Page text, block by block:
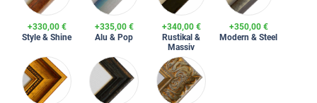
+330,00 €
Style & Shine
+335,00 €
Alu & Pop
+340,00 €
Rustikal &
Massiv
+350,00 €
Modern & Steel